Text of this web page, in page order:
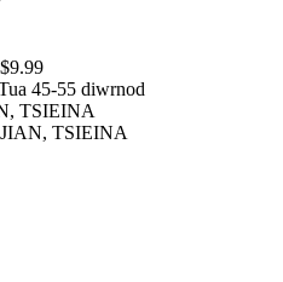
$9.99
45-55 diwrnod
TSIEINA
TSIEINA